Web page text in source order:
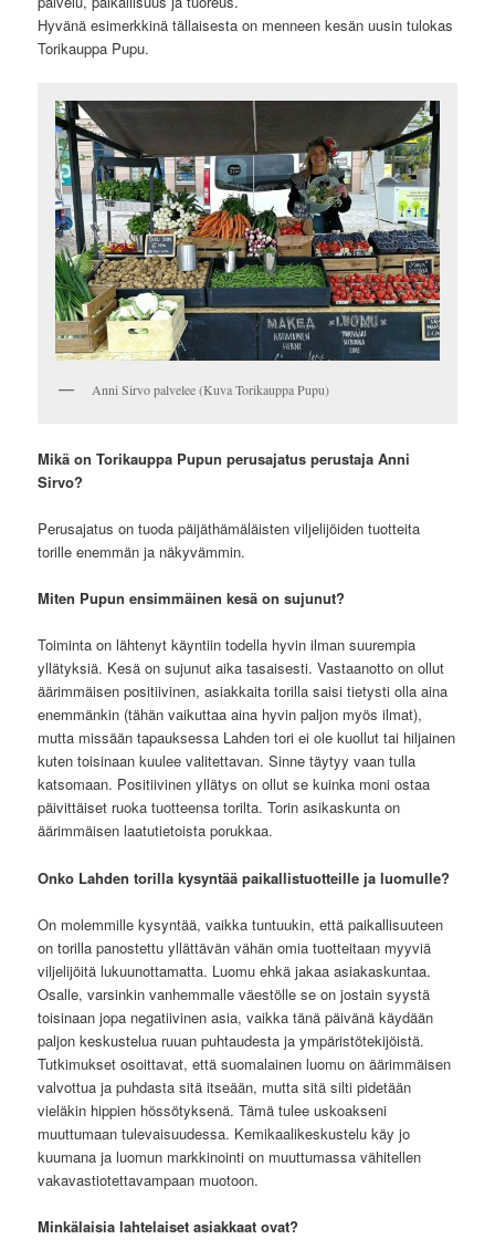
Hyvänä esimerkkinä tällaisesta on menneen kesän uusin tulokas
Torikauppa Pupu.
Anni Sirvo palvelee (Kuva Torikauppa Pupu)
Mikä on Torikauppa Pupun perusajatus perustaja Anni
Sirvo?
Perusajatus on tuoda päijäthämäläisten viljelijöiden tuotteita
torille enemmän ja näkyvämmin.
Miten Pupun ensimmäinen kesä on sujunut?
Toiminta on lähtenyt käyntiin todella hyvin ilman suurempia
yllätyksiä. Kesä on sujunut aika tasaisesti. Vastaanotto on ollut
äärimmäisen positiivinen, asiakkaita torilla saisi tietysti olla aina
enemmänkin (tähän vaikuttaa aina hyvin paljon myös ilmat),
mutta missään tapauksessa Lahden tori ei ole kuollut tai hiljainen
kuten toisinaan kuulee valitettavan. Sinne täytyy vaan tulla
katsomaan. Positiivinen yllätys on ollut se kuinka moni ostaa
päivittäiset ruoka tuotteensa torilta. Torin asikaskunta on
äärimmäisen laatutietoista porukkaa.
Onko Lahden torilla kysyntää paikallistuotteille ja luomulle?
On molemmille kysyntää, vaikka tuntuukin, että paikallisuuteen
on torilla panostettu yllättävän vähän omia tuotteitaan myyviä
viljelijöitä lukuunottamatta. Luomu ehkä jakaa asiakaskuntaa.
Osalle, varsinkin vanhemmalle väestölle se on jostain syystä
toisinaan jopa negatiivinen asia, vaikka tänä päivänä käydään
paljon keskustelua ruuan puhtaudesta ja ympäristötekijöistä.
Tutkimukset osoittavat, että suomalainen luomu on äärimmäisen
valvottua ja puhdasta sitä itseään, mutta sitä silti pidetään
vieläkin hippien hössötyksenä. Tämä tulee uskoakseni
muuttumaan tulevaisuudessa. Kemikaalikeskustelu käy jo
kuumana ja luomun markkinointi on muuttumassa vähitellen
vakavastiotettavampaan muotoon.
Minkälaisia lahtelaiset asiakkaat ovat?